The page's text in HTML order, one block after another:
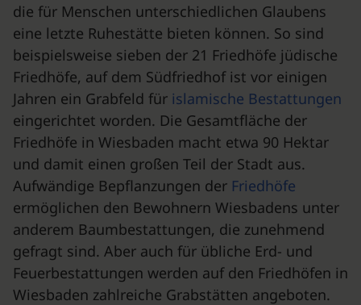
die für Menschen unterschiedlichen Glaubens
eine letzte Ruhestätte bieten können. So sind
beispielsweise sieben der 21 Friedhöfe jüdische
Friedhöfe, auf dem Südfriedhof ist vor einigen
Jahren ein Grabfeld für islamische Bestattungen
eingerichtet worden. Die Gesamtfläche der
Friedhöfe in Wiesbaden macht etwa 90 Hektar
und damit einen großen Teil der Stadt aus.
Aufwändige Bepflanzungen der Friedhöfe
ermöglichen den Bewohnern Wiesbadens unter
anderem Baumbestattungen, die zunehmend
gefragt sind. Aber auch für übliche Erd- und
Feuerbestattungen werden auf den Friedhöfen in
Wiesbaden zahlreiche Grabstätten angeboten.